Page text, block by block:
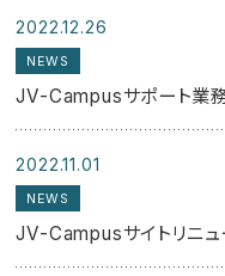
2022.12.26
NEWS
JV-Campusサポート業
2022.11.01
NEWS
JV-Campusサイトリニュ